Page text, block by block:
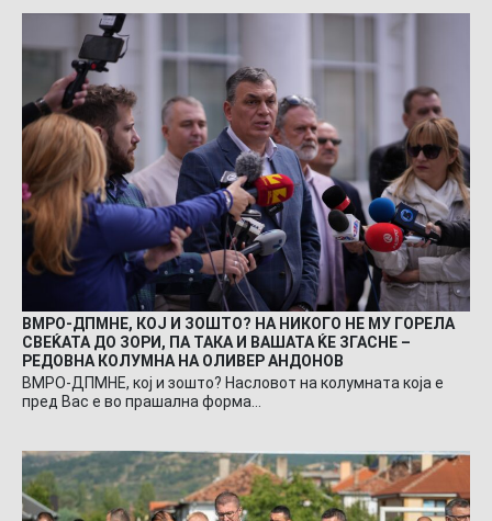
ВМРО-ДПМНЕ, КОЈ И ЗОШТО? НА НИКОГО НЕ МУ ГОРЕЛА
СВЕЌАТА ДО ЗОРИ, ПА ТАКА И ВАШАТА ЌЕ ЗГАСНЕ –
РЕДОВНА КОЛУМНА НА ОЛИВЕР АНДОНОВ
ВМРО-ДПМНЕ, кој и зошто? Насловот на колумната која е
пред Вас е во прашална форма…